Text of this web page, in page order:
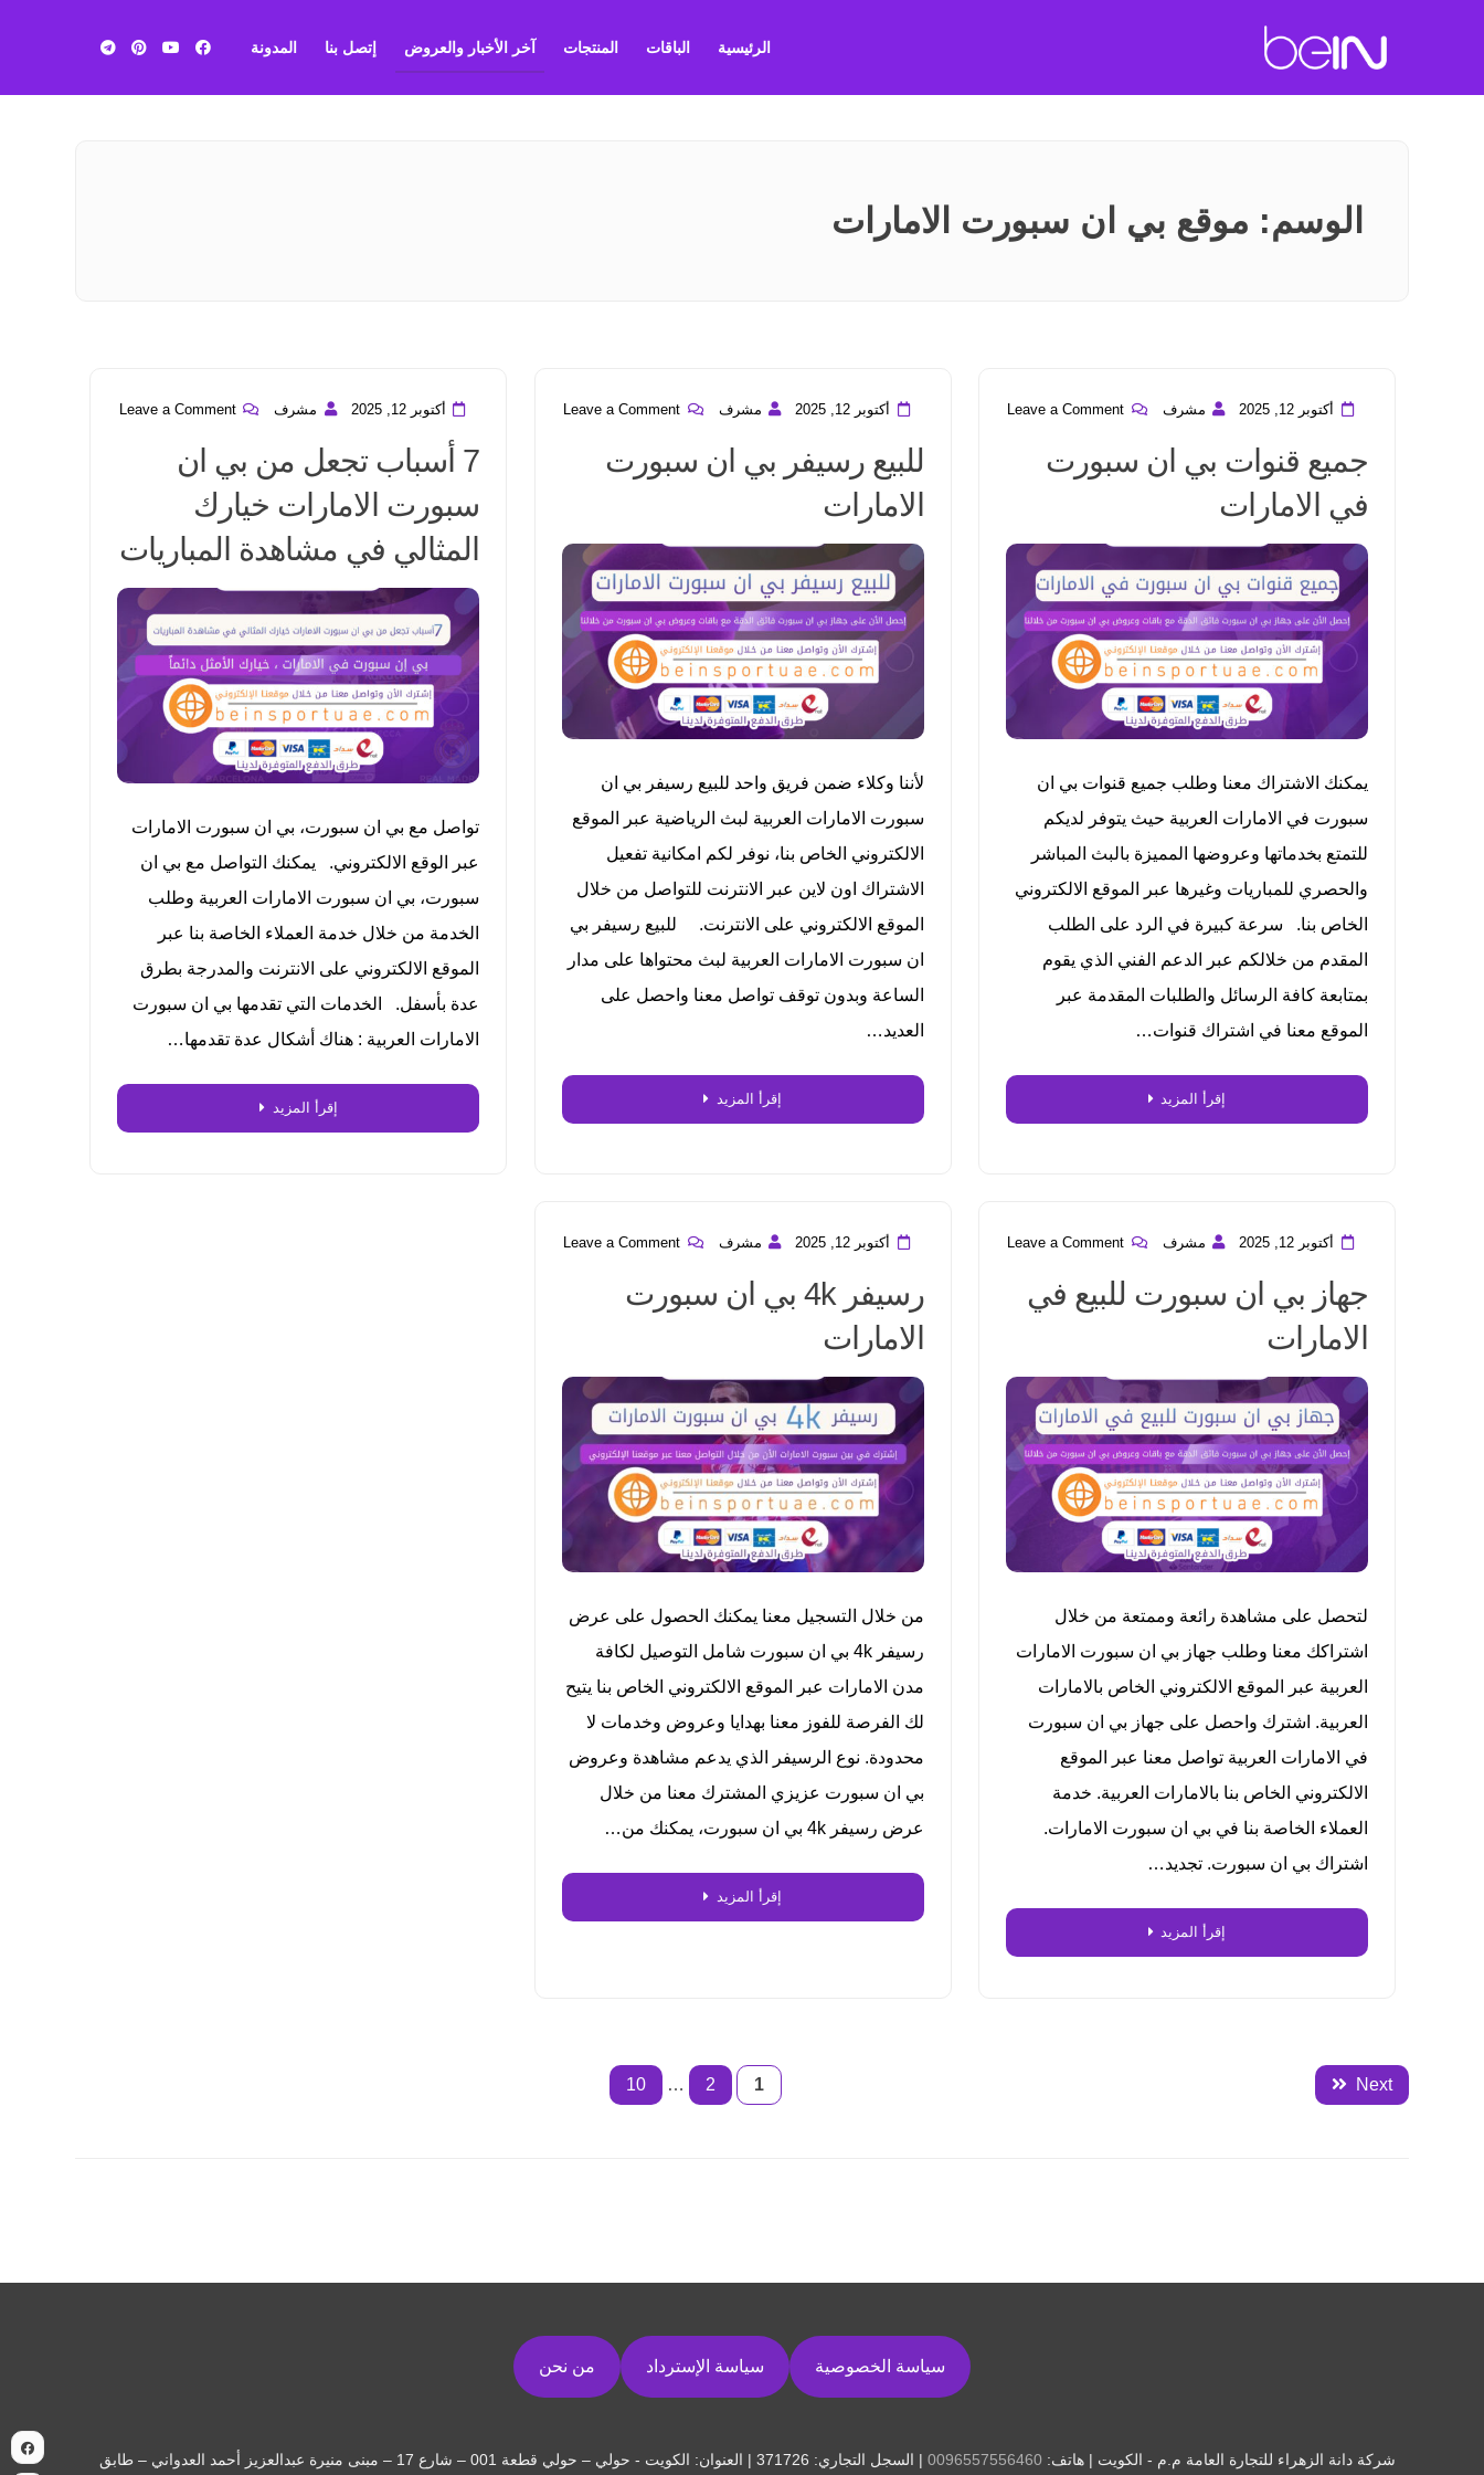
الرئيسية الباقات المنتجات آخر الأخبار والعروض إتصل بنا المدونة
الوسم: موقع بي ان سبورت الامارات
أكتوبر 12, 2025 مشرف Leave a Comment
جميع قنوات بي ان سبورت
في الامارات
يمكنك الاشتراك معنا وطلب جميع قنوات بي ان
سبورت في الامارات العربية حيث يتوفر لديكم
للتمتع بخدماتها وعروضها المميزة بالبث المباشر
والحصري للمباريات وغيرها عبر الموقع الالكتروني
الخاص بنا. سرعة كبيرة في الرد على الطلب
المقدم من خلالكم عبر الدعم الفني الذي يقوم
بمتابعة كافة الرسائل والطلبات المقدمة عبر
الموقع معنا في اشتراك قنوات…
إقرأ المزيد
أكتوبر 12, 2025 مشرف Leave a Comment
للبيع رسيفر بي ان سبورت
الامارات
لأننا وكلاء ضمن فريق واحد للبيع رسيفر بي ان
سبورت الامارات العربية لبث الرياضية عبر الموقع
الالكتروني الخاص بنا، نوفر لكم امكانية تفعيل
الاشتراك اون لاين عبر الانترنت للتواصل من خلال
الموقع الالكتروني على الانترنت. للبيع رسيفر بي
ان سبورت الامارات العربية لبث محتواها على مدار
الساعة وبدون توقف تواصل معنا واحصل على
العديد…
إقرأ المزيد
أكتوبر 12, 2025 مشرف Leave a Comment
7 أسباب تجعل من بي ان
سبورت الامارات خيارك
المثالي في مشاهدة المباريات
تواصل مع بي ان سبورت، بي ان سبورت الامارات
عبر الوقع الالكتروني. يمكنك التواصل مع بي ان
سبورت، بي ان سبورت الامارات العربية وطلب
الخدمة من خلال خدمة العملاء الخاصة بنا عبر
الموقع الالكتروني على الانترنت والمدرجة بطرق
عدة بأسفل. الخدمات التي تقدمها بي ان سبورت
الامارات العربية : هناك أشكال عدة تقدمها…
إقرأ المزيد
أكتوبر 12, 2025 مشرف Leave a Comment
جهاز بي ان سبورت للبيع في
الامارات
لتحصل على مشاهدة رائعة وممتعة من خلال
اشتراكك معنا وطلب جهاز بي ان سبورت الامارات
العربية عبر الموقع الالكتروني الخاص بالامارات
العربية. اشترك واحصل على جهاز بي ان سبورت
في الامارات العربية تواصل معنا عبر الموقع
الالكتروني الخاص بنا بالامارات العربية. خدمة
العملاء الخاصة بنا في بي ان سبورت الامارات.
اشتراك بي ان سبورت. تجديد…
إقرأ المزيد
أكتوبر 12, 2025 مشرف Leave a Comment
رسيفر 4k بي ان سبورت
الامارات
من خلال التسجيل معنا يمكنك الحصول على عرض
رسيفر 4k بي ان سبورت شامل التوصيل لكافة
مدن الامارات عبر الموقع الالكتروني الخاص بنا يتيح
لك الفرصة للفوز معنا بهدايا وعروض وخدمات لا
محدودة. نوع الرسيفر الذي يدعم مشاهدة وعروض
بي ان سبورت عزيزي المشترك معنا من خلال
عرض رسيفر 4k بي ان سبورت، يمكنك من…
إقرأ المزيد
1
2
…
10 Next
سياسة الخصوصية سياسة الإسترداد من نحن
شركة دانة الزهراء للتجارة العامة م.م - الكويت | هاتف: 0096557556460 | السجل التجاري: 371726 | العنوان: الكويت - حولي – حولي قطعة 001 – شارع 17 – مبنى منيرة عبدالعزيز أحمد العدواني – طابق